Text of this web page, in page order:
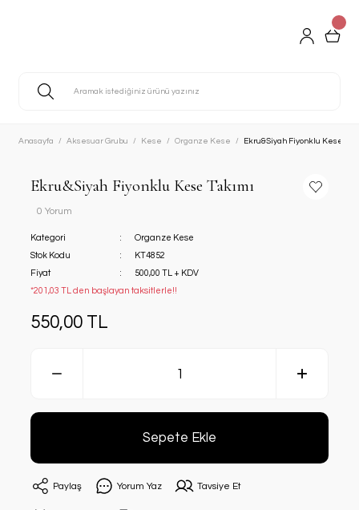
Anasayfa Aksesuar Grubu Kese Organze Kese Ekru&Siyah Fiyonklu Kese
Ekru&Siyah Fiyonklu Kese Takımı
0 Yorum
Kategori
Organze Kese
Stok Kodu
KT4852
Fiyat
500,00 TL + KDV
*201,03 TL den başlayan taksitlerle!!
550,00 TL
Sepete Ekle
Paylaş Yorum Yaz Tavsiye Et